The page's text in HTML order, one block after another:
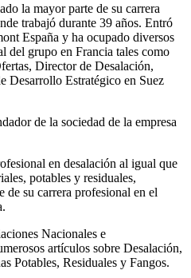
la mayor parte de su carrera
trabajó durante 39 años. Entró
España y ha ocupado diversos
del grupo en Francia tales como
Director de Desalación,
Desarrollo Estratégico en Suez
de la sociedad de la empresa
en desalación al igual que
potables y residuales,
de su carrera profesional en el
Nacionales e
artículos sobre Desalación,
Potables, Residuales y Fangos.